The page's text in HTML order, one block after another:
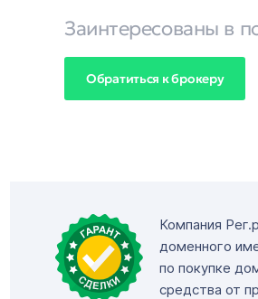
Заинтересованы в
Обратиться к брокеру
Компания
доменного
по покупке
средства от